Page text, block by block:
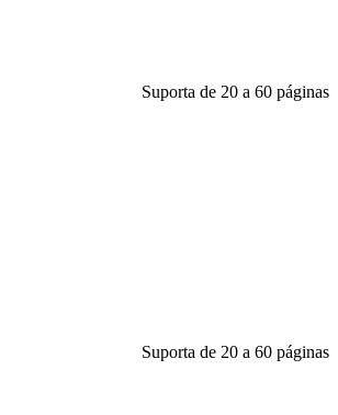
Suporta de 20 a 60 páginas
Suporta de 20 a 60 páginas